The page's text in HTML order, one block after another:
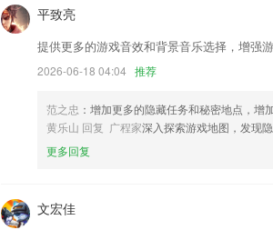
新增家庭值机功能
明确了APP对于个人信息数据的采集和使用目的；
新增自动更新，新增预计送达时间显示
联系我们
以上就是企聊宝app下载安装免费的介绍，如果您
用经历，以帮助我们更好的对产品进行优化修改。
平致亮
提供更多的游戏音效和背景音乐选择，增强游
2026-06-18 04:04 推荐
范之忠 ：增加更多的隐藏任务和秘密地点，增
黄乐山 回复 广程家深入探索游戏地图，发现
更多回复
文宏佳